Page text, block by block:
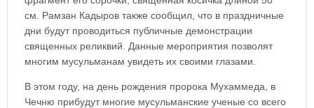
см. Рамзан Кадыров также сообщил, что в праздничные
дни будут проводиться публичные демонстрации
священных реликвий. Данные мероприятия позволят
многим мусульманам увидеть их своими глазами.
В этом году, на день рождения пророка Мухаммеда, в
Чечню прибудут многие мусульманские ученые со всего